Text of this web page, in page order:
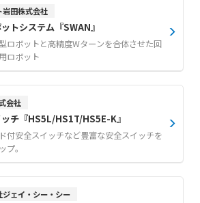
岩田株式会社
トシステム『SWAN』
ロボットと高精度Wターンを合体させた回
ロボット
会社
チ『HS5L/HS1T/HS5E-K』
付安全スイッチなど豊富な安全スイッチを
プ。
ジェイ・シー・シー